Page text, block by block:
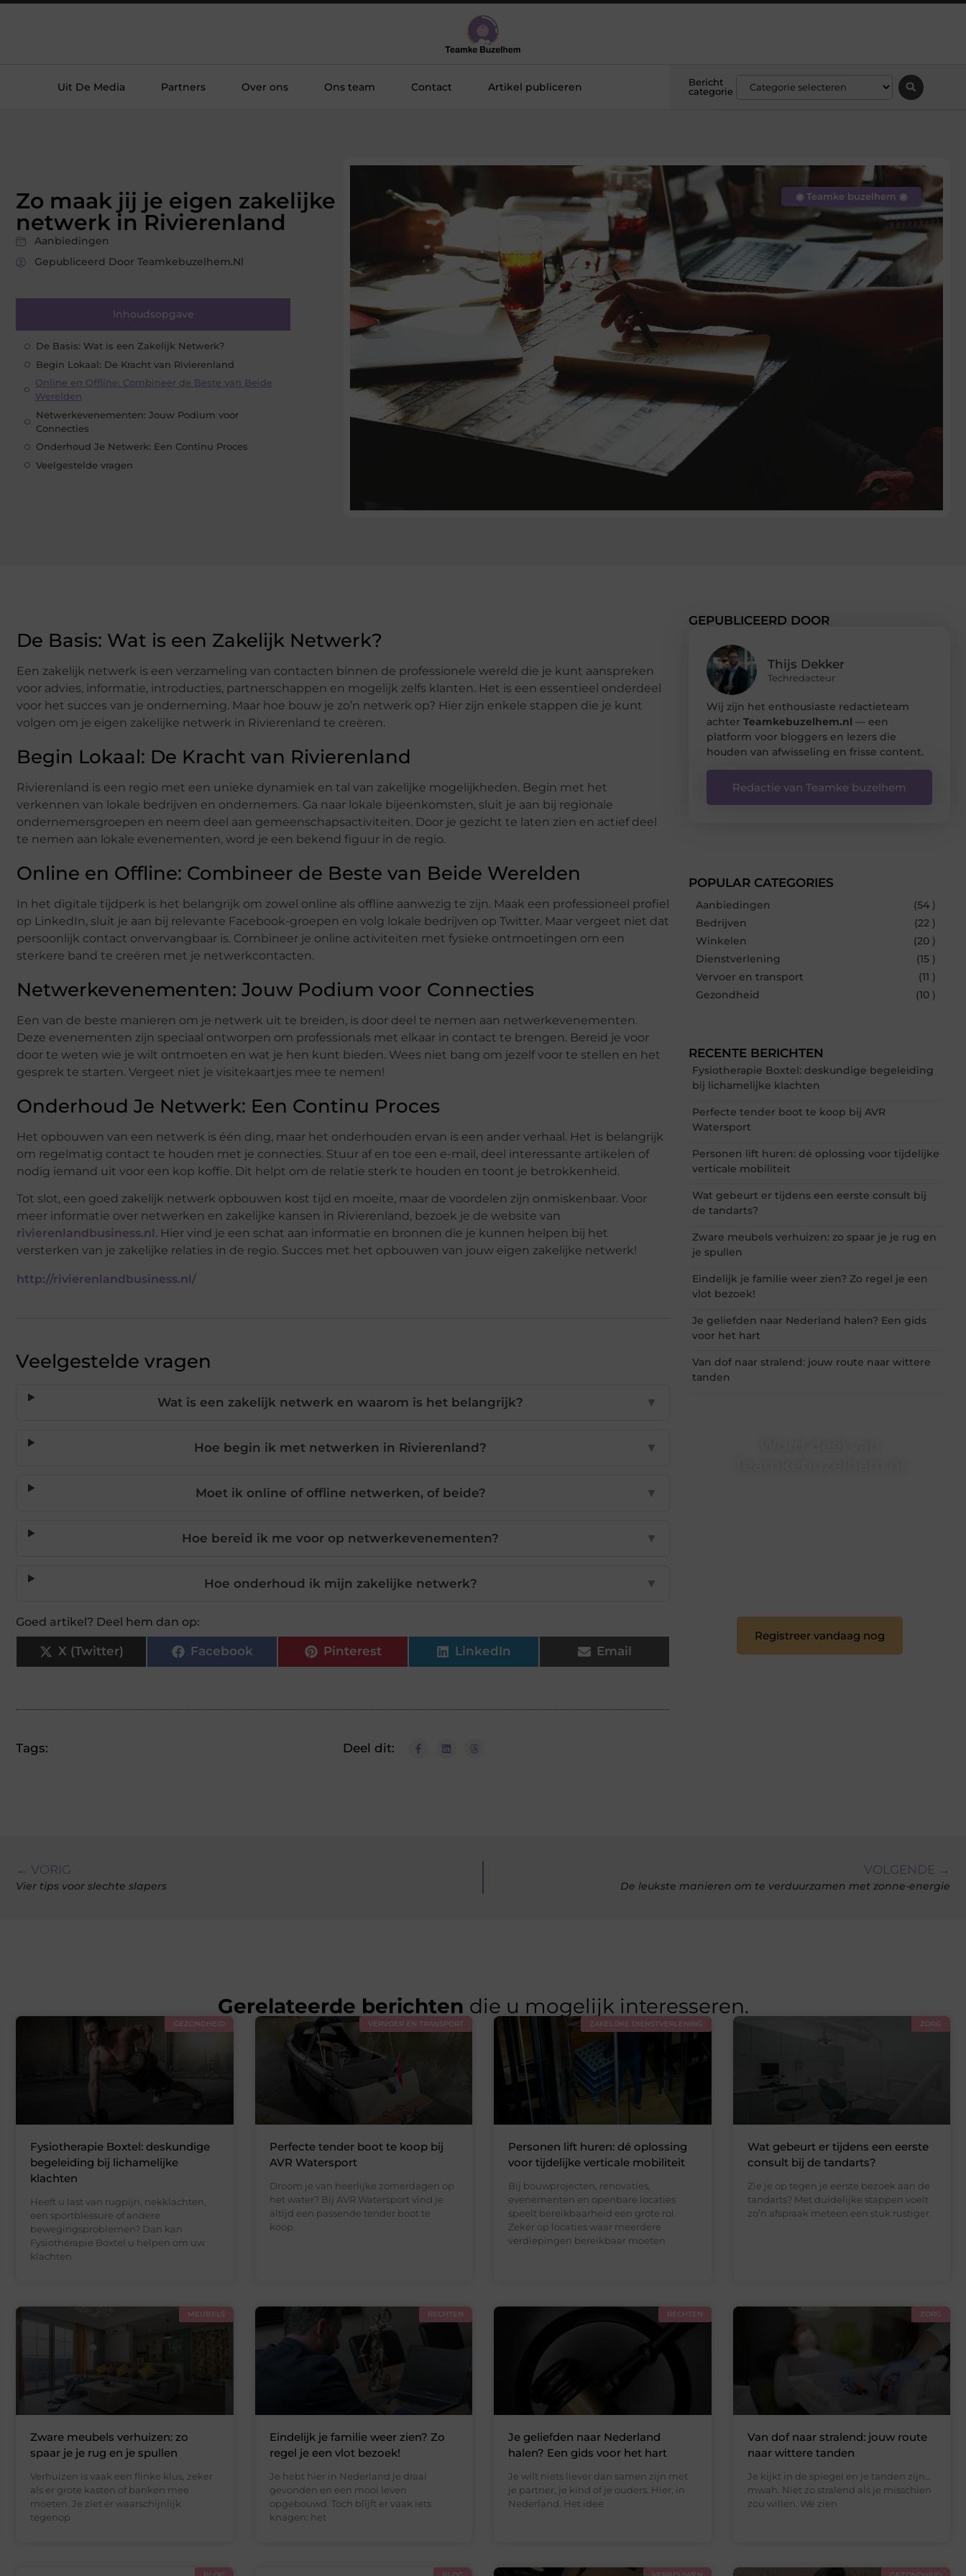
Uit De Media Partners Over ons Ons team Contact Artikel publiceren
Bericht
categorie
Zo maak jij je eigen zakelijke
netwerk in Rivierenland
Aanbiedingen
Gepubliceerd Door Teamkebuzelhem.nl
Inhoudsopgave
De Basis: Wat is een Zakelijk Netwerk?
Begin Lokaal: De Kracht van Rivierenland
Online en Offline: Combineer de Beste van Beide
Werelden
Netwerkevenementen: Jouw Podium voor
Connecties
Onderhoud Je Netwerk: Een Continu Proces
Veelgestelde vragen
◉ Teamke buzelhem ◉
De Basis: Wat is een Zakelijk Netwerk?
Een zakelijk netwerk is een verzameling van contacten binnen de professionele wereld die je kunt aanspreken
voor advies, informatie, introducties, partnerschappen en mogelijk zelfs klanten. Het is een essentieel onderdeel
voor het succes van je onderneming. Maar hoe bouw je zo’n netwerk op? Hier zijn enkele stappen die je kunt
volgen om je eigen zakelijke netwerk in Rivierenland te creëren.
Begin Lokaal: De Kracht van Rivierenland
Rivierenland is een regio met een unieke dynamiek en tal van zakelijke mogelijkheden. Begin met het
verkennen van lokale bedrijven en ondernemers. Ga naar lokale bijeenkomsten, sluit je aan bij regionale
ondernemersgroepen en neem deel aan gemeenschapsactiviteiten. Door je gezicht te laten zien en actief deel
te nemen aan lokale evenementen, word je een bekend figuur in de regio.
Online en Offline: Combineer de Beste van Beide Werelden
In het digitale tijdperk is het belangrijk om zowel online als offline aanwezig te zijn. Maak een professioneel profiel
op LinkedIn, sluit je aan bij relevante Facebook-groepen en volg lokale bedrijven op Twitter. Maar vergeet niet dat
persoonlijk contact onvervangbaar is. Combineer je online activiteiten met fysieke ontmoetingen om een
sterkere band te creëren met je netwerkcontacten.
Netwerkevenementen: Jouw Podium voor Connecties
Een van de beste manieren om je netwerk uit te breiden, is door deel te nemen aan netwerkevenementen.
Deze evenementen zijn speciaal ontworpen om professionals met elkaar in contact te brengen. Bereid je voor
door te weten wie je wilt ontmoeten en wat je hen kunt bieden. Wees niet bang om jezelf voor te stellen en het
gesprek te starten. Vergeet niet je visitekaartjes mee te nemen!
Onderhoud Je Netwerk: Een Continu Proces
Het opbouwen van een netwerk is één ding, maar het onderhouden ervan is een ander verhaal. Het is belangrijk
om regelmatig contact te houden met je connecties. Stuur af en toe een e-mail, deel interessante artikelen of
nodig iemand uit voor een kop koffie. Dit helpt om de relatie sterk te houden en toont je betrokkenheid.
Tot slot, een goed zakelijk netwerk opbouwen kost tijd en moeite, maar de voordelen zijn onmiskenbaar. Voor
meer informatie over netwerken en zakelijke kansen in Rivierenland, bezoek je de website van
rivierenlandbusiness.nl. Hier vind je een schat aan informatie en bronnen die je kunnen helpen bij het
versterken van je zakelijke relaties in de regio. Succes met het opbouwen van jouw eigen zakelijke netwerk!
http://rivierenlandbusiness.nl/
Veelgestelde vragen
Wat is een zakelijk netwerk en waarom is het belangrijk? ▼
Hoe begin ik met netwerken in Rivierenland? ▼
Moet ik online of offline netwerken, of beide? ▼
Hoe bereid ik me voor op netwerkevenementen? ▼
Hoe onderhoud ik mijn zakelijke netwerk? ▼
Goed artikel? Deel hem dan op:
X (Twitter) Facebook Pinterest LinkedIn Email
Tags: Deel dit:
GEPUBLICEERD DOOR
Thijs Dekker
Techredacteur
Wij zijn het enthousiaste redactieteam
achter Teamkebuzelhem.nl — een
platform voor bloggers en lezers die
houden van afwisseling en frisse content.
Redactie van Teamke buzelhem
POPULAR CATEGORIES
Aanbiedingen
(54 )
Bedrijven
(22 )
Winkelen
(20 )
Dienstverlening
(15 )
Vervoer en transport
(11 )
Gezondheid
(10 )
RECENTE BERICHTEN
Fysiotherapie Boxtel: deskundige begeleiding
bij lichamelijke klachten
Perfecte tender boot te koop bij AVR
Watersport
Personen lift huren: dé oplossing voor tijdelijke
verticale mobiliteit
Wat gebeurt er tijdens een eerste consult bij
de tandarts?
Zware meubels verhuizen: zo spaar je je rug en
je spullen
Eindelijk je familie weer zien? Zo regel je een
vlot bezoek!
Je geliefden naar Nederland halen? Een gids
voor het hart
Van dof naar stralend: jouw route naar wittere
tanden
Registreer vandaag nog
← VORIG
Vier tips voor slechte slapers
VOLGENDE →
De leukste manieren om te verduurzamen met zonne-energie
Gerelateerde berichten die u mogelijk interesseren.
GEZONDHEID
Fysiotherapie Boxtel: deskundige
begeleiding bij lichamelijke
klachten
Heeft u last van rugpijn, nekklachten,
een sportblessure of andere
bewegingsproblemen? Dan kan
Fysiotherapie Boxtel u helpen om uw
klachten
VERVOER EN TRANSPORT
Perfecte tender boot te koop bij
AVR Watersport
Droom je van heerlijke zomerdagen op
het water? Bij AVR Watersport vind je
altijd een passende tender boot te
koop.
ZAKELIJKE DIENSTVERLENING
Personen lift huren: dé oplossing
voor tijdelijke verticale mobiliteit
Bij bouwprojecten, renovaties,
evenementen en openbare locaties
speelt bereikbaarheid een grote rol.
Zeker op locaties waar meerdere
verdiepingen bereikbaar moeten
ZORG
Wat gebeurt er tijdens een eerste
consult bij de tandarts?
Zie je op tegen je eerste bezoek aan de
tandarts? Met duidelijke stappen voelt
zo’n afspraak meteen een stuk rustiger.
MEUBELS
Zware meubels verhuizen: zo
spaar je je rug en je spullen
Verhuizen is vaak een flinke klus, zeker
als er grote kasten of banken mee
moeten. Je ziet er waarschijnlijk
tegenop
RECHTEN
Eindelijk je familie weer zien? Zo
regel je een vlot bezoek!
Je hebt hier in Nederland je draai
gevonden en een mooi leven
opgebouwd. Toch blijft er vaak iets
knagen: het
RECHTEN
Je geliefden naar Nederland
halen? Een gids voor het hart
Je wilt niets liever dan samen zijn met
je partner, je kind of je ouders. Hier, in
Nederland. Het idee
ZORG
Van dof naar stralend: jouw route
naar wittere tanden
Je kijkt in de spiegel en je tanden zijn…
mwah. Niet zo stralend als je misschien
zou willen. We zien